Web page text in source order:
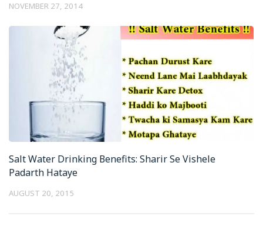
NOVEMBER 27, 2014
Salt Water Drinking Benefits: Sharir Se Vishele
Padarth Hataye
AUGUST 20, 2015